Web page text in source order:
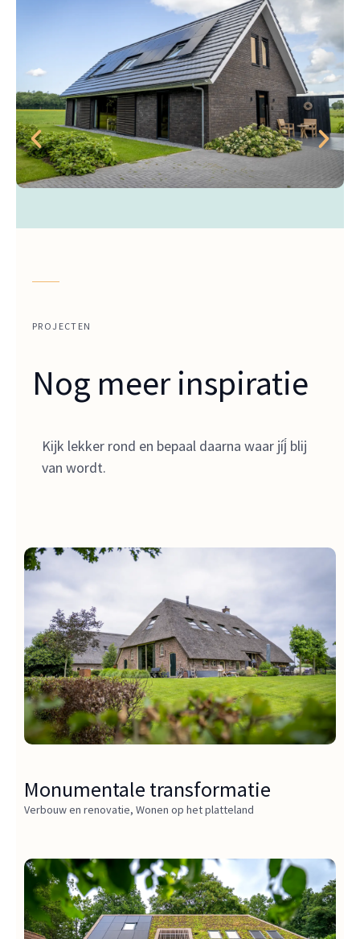
PROJECTEN
Nog meer inspiratie
Kijk lekker rond en bepaal daarna waar jíj́ blij
van wordt.
Monumentale transformatie
Verbouw en renovatie, Wonen op het platteland